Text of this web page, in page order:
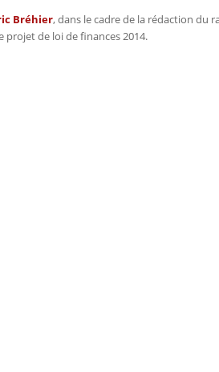
Bréhier, dans le cadre de la rédaction du
projet de loi de finances 2014.